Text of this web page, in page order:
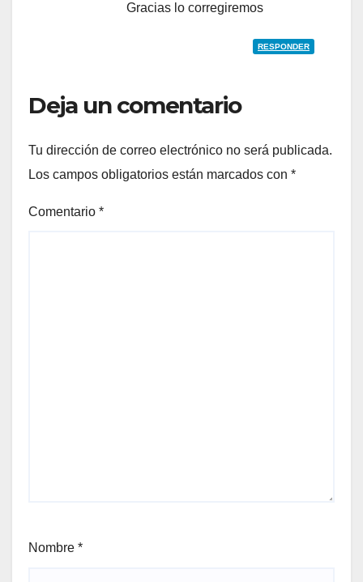
Gracias lo corregiremos
RESPONDER
Deja un comentario
Tu dirección de correo electrónico no será publicada.
Los campos obligatorios están marcados con *
Comentario *
Nombre *